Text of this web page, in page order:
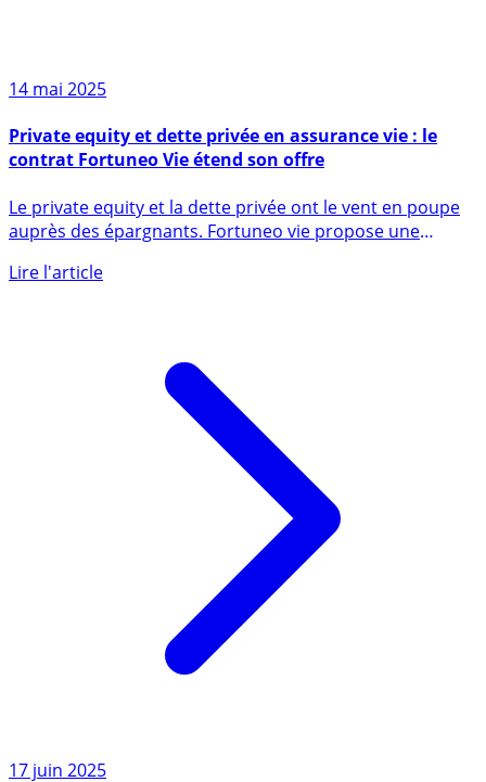
14 mai 2025
contrat Fortuneo Vie étend son offre
Le private equity et la dette privée ont le vent en poupe
auprès des épargnants. Fortuneo vie propose une